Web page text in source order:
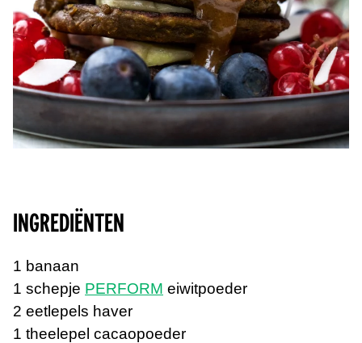
INGREDIËNTEN
1 banaan
1 schepje PERFORM eiwitpoeder
2 eetlepels haver
1 theelepel cacaopoeder